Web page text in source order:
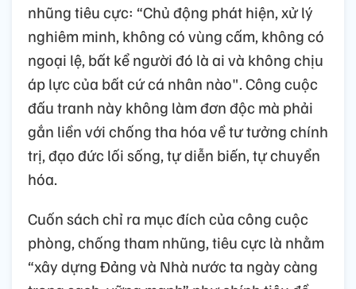
nhũng tiêu cực: “Chủ động phát hiện, xử lý
nghiêm minh, không có vùng cấm, không có
ngoại lệ, bất kể người đó là ai và không chịu
áp lực của bất cứ cá nhân nào". Công cuộc
đấu tranh này không làm đơn độc mà phải
gắn liền với chống tha hóa về tư tưởng chính
trị, đạo đức lối sống, tự diễn biến, tự chuyển
hóa.
Cuốn sách chỉ ra mục đích của công cuộc
phòng, chống tham nhũng, tiêu cực là nhằm
“xây dựng Đảng và Nhà nước ta ngày càng